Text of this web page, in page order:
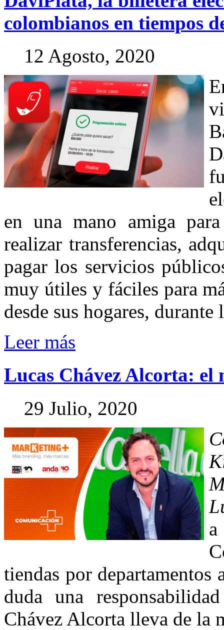
colombianos en tiempos
12 Agosto, 2020
en una mano amiga
realizar transferencias,
pagar los servicios
muy útiles y fáciles para
desde sus hogares, durante
Leer más
Lucas ChávezAlcorta: el
29 Julio, 2020
tiendas por
duda una
Chávez Alcorta lleva de la